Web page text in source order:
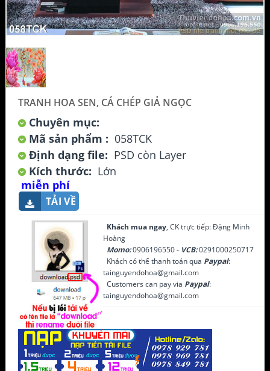
TRANH HOA SEN, CÁ CHÉP GIẢ NGỌC
Chuyên mục:
Mã sản phẩm : 058TCK
Định dạng file: PSD còn Layer
Kích thước: Lớn
miễn phí
TẢI VỀ
Khách mua ngay, CK trực tiếp: Đặng Minh
Hoàng
Momo:0906196550 - VCB:0291000250717
Khách có thể thanh toán qua Paypal:
tainguyendohoa@gmail.com
Customers can pay via Paypal:
tainguyendohoa@gmail.com